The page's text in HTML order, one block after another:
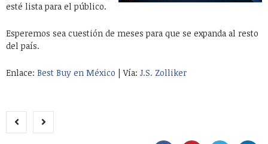
esté lista para el público.
Esperemos sea cuestión de meses para que se expanda al resto
del país.
Enlace: Best Buy en México | Vía: J.S. Zolliker